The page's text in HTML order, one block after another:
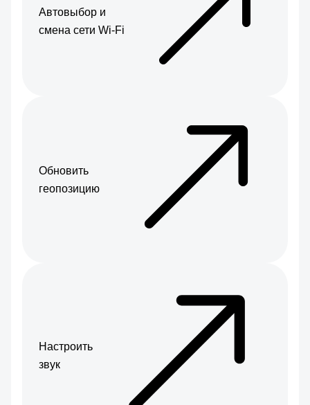
Автовыбор и
смена сети Wi-Fi
Обновить
геопозицию
Настроить
звук